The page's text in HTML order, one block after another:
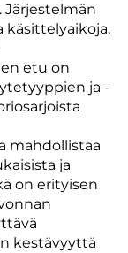
etu on
ja -
mahdollistaa
ja
on erityisen
kestävyyttä